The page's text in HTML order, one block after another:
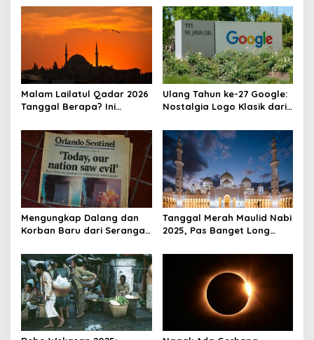
Malam Lailatul Qadar 2026
Tanggal Berapa? Ini
Ulang Tahun ke-27 Google:
Nostalgia Logo Klasik dari
Mengungkap Dalang dan
Korban Baru dari Serangan
Tanggal Merah Maulid Nabi
2025, Pas Banget Long